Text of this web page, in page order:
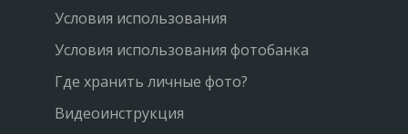
Условия использования
Условия использования фотобанка
Где хранить личные фото?
Видеоинструкция